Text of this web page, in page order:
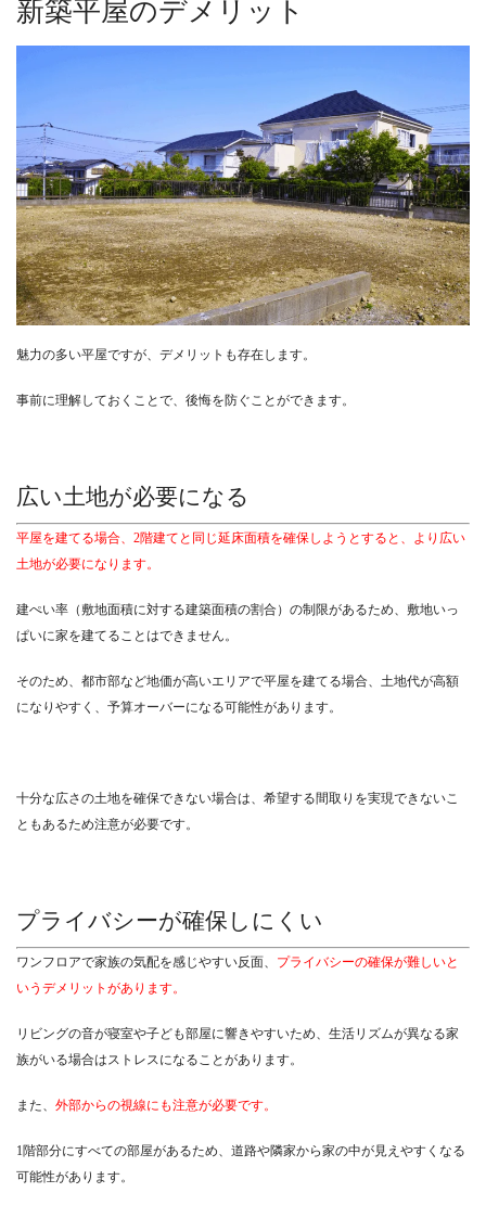
新築平屋のデメリット
魅力の多い平屋ですが、デメリットも存在します。
事前に理解しておくことで、後悔を防ぐことができます。
広い土地が必要になる
平屋を建てる場合、2階建てと同じ延床面積を確保しようとすると、より広い
土地が必要になります。
建ぺい率（敷地面積に対する建築面積の割合）の制限があるため、敷地いっ
ぱいに家を建てることはできません。
そのため、都市部など地価が高いエリアで平屋を建てる場合、土地代が高額
になりやすく、予算オーバーになる可能性があります。
十分な広さの土地を確保できない場合は、希望する間取りを実現できないこ
ともあるため注意が必要です。
プライバシーが確保しにくい
ワンフロアで家族の気配を感じやすい反面、 プライバシーの確保が難しいと
いうデメリットがあります。
リビングの音が寝室や子ども部屋に響きやすいため、生活リズムが異なる家
族がいる場合はストレスになることがあります。
また、 外部からの視線にも注意が必要です。
1階部分にすべての部屋があるため、道路や隣家から家の中が見えやすくなる
可能性があります。